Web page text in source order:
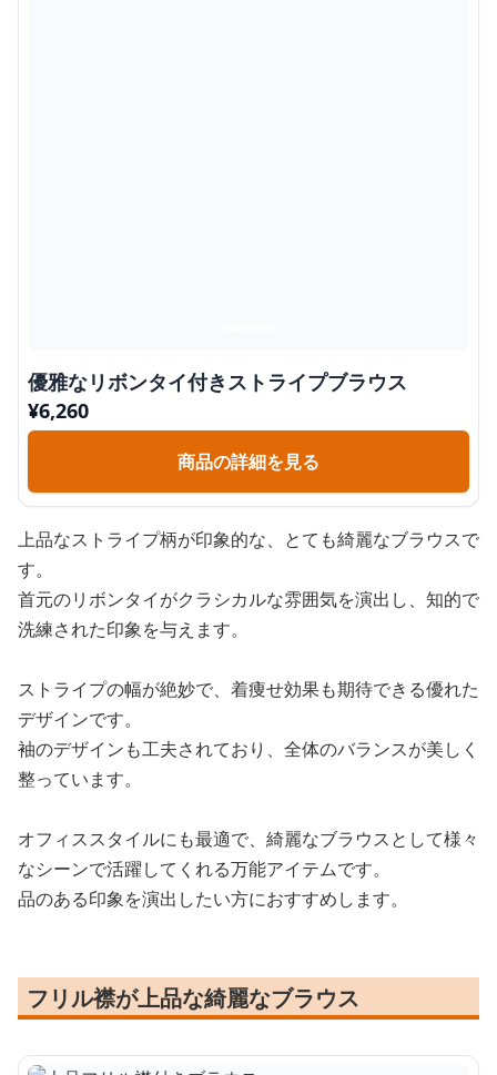
優雅なリボンタイ付きストライプブラウス
¥6,260
商品の詳細を見る
上品なストライプ柄が印象的な、とても綺麗なブラウスで
す。
首元のリボンタイがクラシカルな雰囲気を演出し、知的で
洗練された印象を与えます。
ストライプの幅が絶妙で、着痩せ効果も期待できる優れた
デザインです。
袖のデザインも工夫されており、全体のバランスが美しく
整っています。
オフィススタイルにも最適で、綺麗なブラウスとして様々
なシーンで活躍してくれる万能アイテムです。
品のある印象を演出したい方におすすめします。
フリル襟が上品な綺麗なブラウス